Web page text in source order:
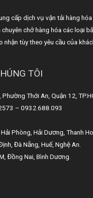
cấp dịch vụ vận tải hàng
chuyên chở hàng hóa các loại
tùy theo yêu cầu của
TÔI
Thới An, Quận 12,
– 0932.688.093
Phòng, Hải Dương, Thanh
Đà Nẵng, Huế, Nghệ An.
Đồng Nai, Bình Dương.